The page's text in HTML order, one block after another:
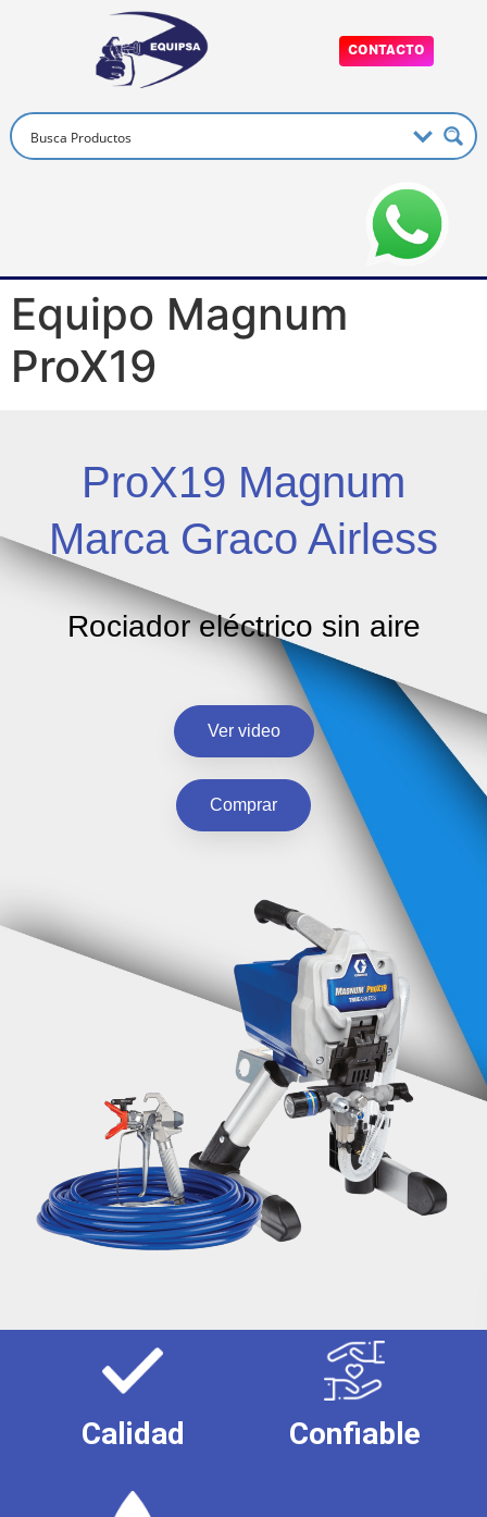
CONTACTO
Equipo Magnum
ProX19
ProX19 Magnum
Marca Graco Airless
Rociador eléctrico sin aire
Ver video
Comprar
Calidad Confiable